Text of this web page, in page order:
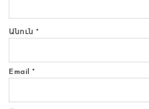
Անուն*
Email*